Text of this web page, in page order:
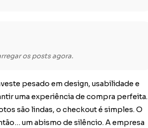
os posts agora.
pesado em design, usabilidade e
uma experiência de compra perfeita.
são lindas, o checkout é simples. O
um abismo de silêncio. A empresa